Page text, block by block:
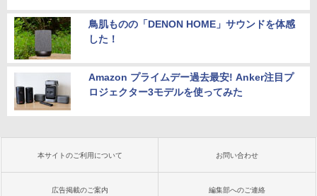
鳥肌ものの「DENON HOME」サウンドを体感
した！
Amazon プライムデー過去最安! Anker注目プ
ロジェクター3モデルを使ってみた
本サイトのご利用について お問い合わせ
広告掲載のご案内 編集部へのご連絡